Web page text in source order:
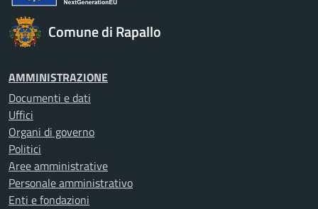
Comune di Rapallo
AMMINISTRAZIONE
Documenti e dati
Uffici
Organi di governo
Politici
Aree amministrative
Personale amministrativo
Enti e fondazioni